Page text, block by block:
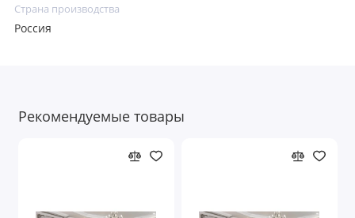
Страна производства
Россия
Рекомендуемые товары